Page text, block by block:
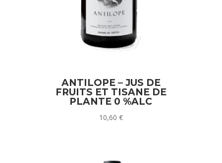
ANTILOPE – JUS DE
FRUITS ET TISANE DE
PLANTE 0 %ALC
10,60 €